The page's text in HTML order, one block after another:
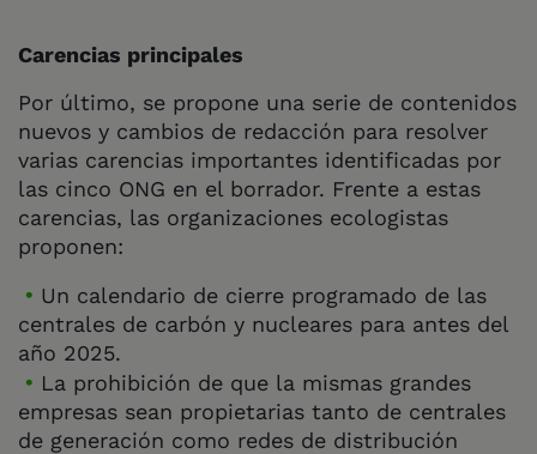
Carencias principales
Por último, se propone una serie de contenidos
nuevos y cambios de redacción para resolver
varias carencias importantes identificadas por
las cinco ONG en el borrador. Frente a estas
carencias, las organizaciones ecologistas
proponen:
Un calendario de cierre programado de las
centrales de carbón y nucleares para antes del
año 2025.
La prohibición de que la mismas grandes
empresas sean propietarias tanto de centrales
de generación como redes de distribución